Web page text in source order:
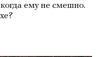
ему не смешно.